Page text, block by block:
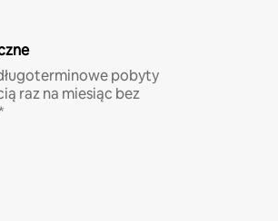
pobyty
raz na miesiąc bez